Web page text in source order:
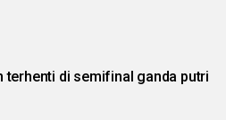
terhenti di semifinal ganda putri